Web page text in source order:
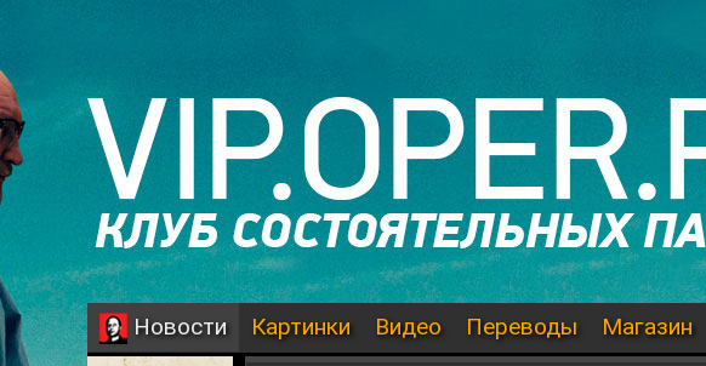
Новости Картинки Видео Переводы Магазин